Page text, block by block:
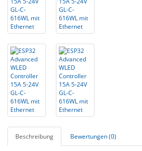
Beschreibung Bewertungen (0)